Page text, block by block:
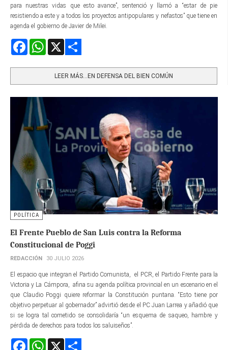
para nuestras vidas que esto avance”, sentenció y llamó a “estar de pie
resistiendo a este y a todos los proyectos antipopulares y nefastos” que tiene en
agenda el gobierno de Javier de Milei.
FacebookWhatsApp
LEER MÁS…EN DEFENSA DEL BIEN COMÚN
POLÍTICA
El Frente Pueblo de San Luis contra la Reforma
Constitucional de Poggi
REDACCIÓN 30 JULIO 2026
El espacio que integran el Partido Comunista, el PCR, el Partido Frente para la
Victoria y La Cámpora, afina su agenda política provincial en un escenario en el
que Claudio Poggi quiere reformar la Constitución puntana. “Esto tiene por
objetivo perpetuar al gobernador” advirtió desde el PC Juan Larrea y añadió que
si se logra tal cometido se consolidaría “un esquema de saqueo, hambre y
pérdida de derechos para todos los saluiseños”.
FacebookWhatsApp